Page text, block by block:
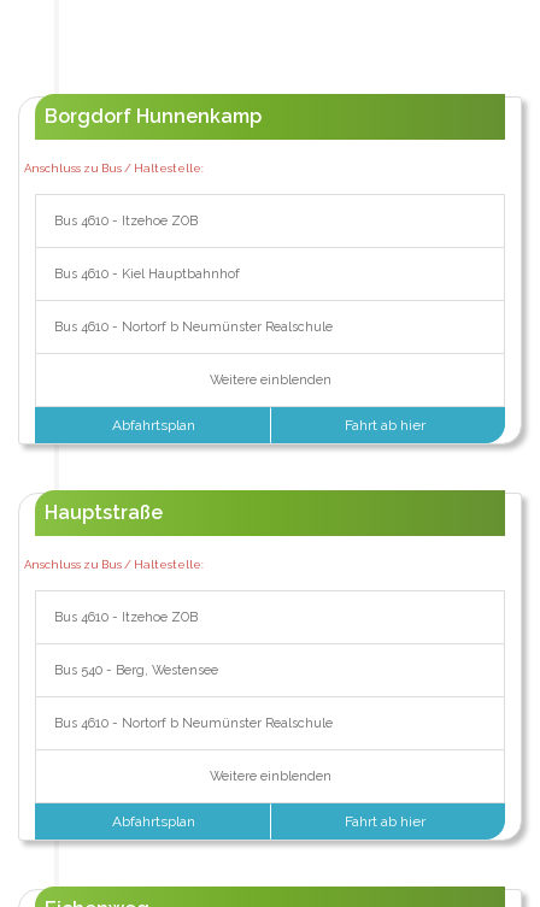
Borgdorf Hunnenkamp
Anschluss zu Bus / Haltestelle:
Bus 4610 - Itzehoe ZOB
Bus 4610 - Kiel Hauptbahnhof
Bus 4610 - Nortorf b Neumünster Realschule
Weitere einblenden
Abfahrtsplan Fahrt ab hier
Hauptstraße
Anschluss zu Bus / Haltestelle:
Bus 4610 - Itzehoe ZOB
Bus 540 - Berg, Westensee
Bus 4610 - Nortorf b Neumünster Realschule
Weitere einblenden
Abfahrtsplan Fahrt ab hier